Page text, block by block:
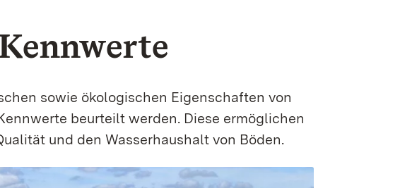
sowie ökologischen Eigenschaften von
beurteilt werden. Diese ermöglichen
und den Wasser­haushalt von Böden.